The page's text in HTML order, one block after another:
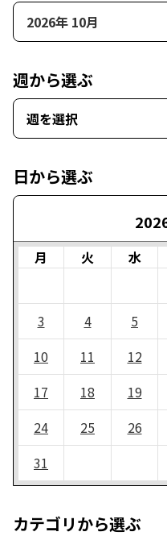
2026年 10月
週から選ぶ
週を選択
日から選ぶ
月 火 水
3
4 5
10
11 12
17
18 19
24
25 26
31
カテゴリから選ぶ